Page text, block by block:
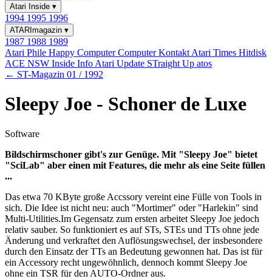
Atari Inside ▾
1994 1995 1996
ATARImagazin ▾
1987 1988 1989
Atari Phile Happy ComputerComputer Kontakt Atari Times Hitdisk
ACE NSW Inside Info Atari Update STraight Up atos
← ST-Magazin 01 / 1992
Sleepy Joe - Schoner de Luxe
Software
Bildschirmschoner gibt's zur Genüge. Mit "Sleepy Joe" bietet
"SciLab" aber einen mit Features, die mehr als eine Seite füllen
...
Das etwa 70 KByte große Accssory vereint eine Fülle von Tools in
sich. Die Idee ist nicht neu: auch "Mortimer" oder "Harlekin" sind
Multi-Utilities.Im Gegensatz zum ersten arbeitet Sleepy Joe jedoch
relativ sauber. So funktioniert es auf STs, STEs und TTs ohne jede
Änderung und verkraftet den Auflösungswechsel, der insbesondere
durch den Einsatz der TTs an Bedeutung gewonnen hat. Das ist für
ein Accessory recht ungewöhnlich, dennoch kommt Sleepy Joe
ohne ein TSR für den AUTO-Ordner aus.